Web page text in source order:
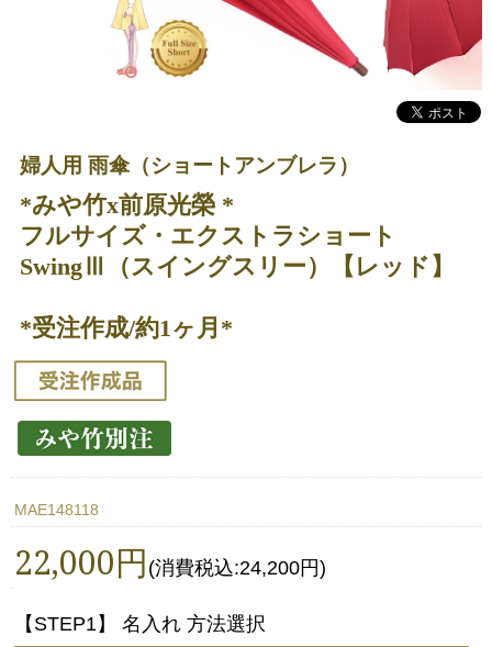
婦人用 雨傘（ショートアンブレラ）
*みや竹x前原光榮 *
フルサイズ・エクストラショート
SwingⅢ（スイングスリー）【レッド】
*受注作成/約1ヶ月*
MAE148118
22,000円 (消費税込:24,200円)
【STEP1】 名入れ 方法選択